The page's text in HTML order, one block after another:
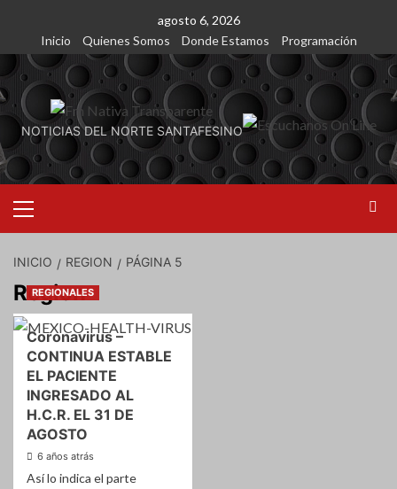
contenido
agosto 6, 2026
Inicio
Quienes Somos Donde Estamos Programación
NOTICIAS DEL NORTE SANTAFESINO
primario
INICIO REGION PÁGINA 5
Region
REGIONALES
Coronavirus –
CONTINUA ESTABLE
EL PACIENTE
INGRESADO AL
H.C.R. EL 31 DE
AGOSTO
6 años atrás
Así lo indica el parte